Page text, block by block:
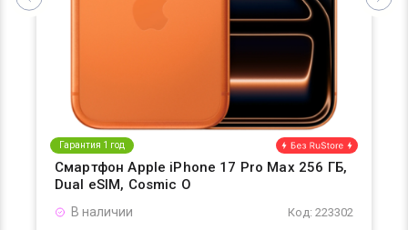
Гарантия 1 год
Смартфон Apple iPhone 17 Pro Max 256 ГБ,
Dual eSIM, Cosmic O
Код: 223302
В наличии